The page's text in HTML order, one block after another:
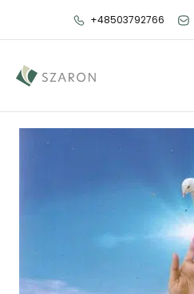
+48503792766